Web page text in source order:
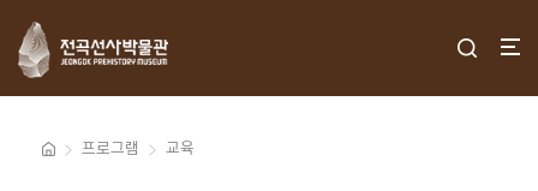
프로그램 교육